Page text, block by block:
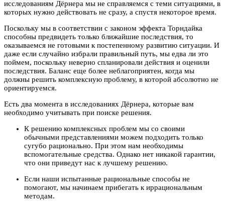
исследованиям Дёрнера мы не справляемся с теми ситуациями, в
которых нужно действовать не сразу, а спустя некоторое время.
Поскольку мы в соответствии с законом эффекта Торндайка
способны предвидеть только ближайшие последствия, то
оказываемся не готовыми к постепенному развитию ситуации. И
даже если случайно избрали правильный путь, мы едва ли это
поймем, поскольку неверно спланировали действия и оценили
последствия. Баланс еще более неблагоприятен, когда мы
должны решить комплексную проблему, в которой абсолютно не
ориентируемся.
Есть два момента в исследованиях Дёрнера, которые вам
необходимо учитывать при поиске решения.
К решению комплексных проблем мы со своими
обычными представлениями можем подходить только
сугубо рационально. При этом нам необходимы
вспомогательные средства. Однако нет никакой гарантии,
что они приведут нас к лучшему решению.
Если наши испытанные рациональные способы не
помогают, мы начинаем прибегать к иррациональным
методам.